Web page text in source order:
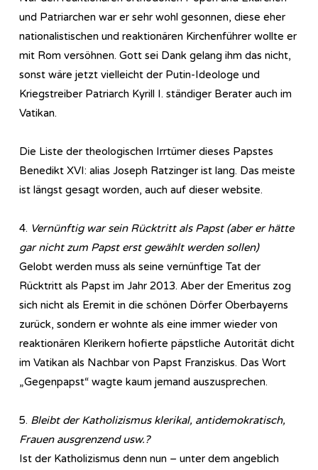
und Patriarchen war er sehr wohl gesonnen, diese eher
nationalistischen und reaktionären Kirchenführer wollte er
mit Rom versöhnen. Gott sei Dank gelang ihm das nicht,
sonst wäre jetzt vielleicht der Putin-Ideologe und
Kriegstreiber Patriarch Kyrill I. ständiger Berater auch im
Vatikan.
Die Liste der theologischen Irrtümer dieses Papstes
Benedikt XVI: alias Joseph Ratzinger ist lang. Das meiste
ist längst gesagt worden, auch auf dieser website.
4. Vernünftig war sein Rücktritt als Papst (aber er hätte
gar nicht zum Papst erst gewählt werden sollen)
Gelobt werden muss als seine vernünftige Tat der
Rücktritt als Papst im Jahr 2013. Aber der Emeritus zog
sich nicht als Eremit in die schönen Dörfer Oberbayerns
zurück, sondern er wohnte als eine immer wieder von
reaktionären Klerikern hofierte päpstliche Autorität dicht
im Vatikan als Nachbar von Papst Franziskus. Das Wort
„Gegenpapst“ wagte kaum jemand auszusprechen.
5. Bleibt der Katholizismus klerikal, antidemokratisch,
Frauen ausgrenzend usw.?
Ist der Katholizismus denn nun – unter dem angeblich